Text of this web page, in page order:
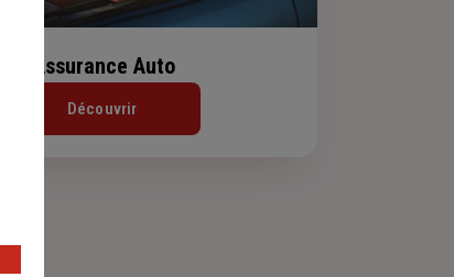
Assurance Auto
Découvrir